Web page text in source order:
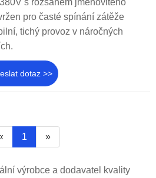
pro časté spínání zátěže
tichý provoz v náročných
dotaz >>
1 »
výrobce a dodavatel kvality